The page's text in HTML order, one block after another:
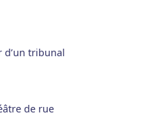
d’un tribunal
de rue